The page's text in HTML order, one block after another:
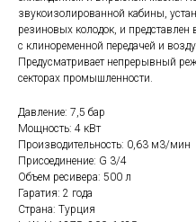
звукоизолированной кабины,
резиновых колодок, и
с клиноременной передачей и
Предусматривает непрерывный
секторах промышленности.
Давление: 7,5 бар
Мощность: 4 кВт
Производительность: 0,63 м3/мин
Присоединение: G 3/4
Объем ресивера: 500 л
Гаратия: 2 года
Страна: Турция